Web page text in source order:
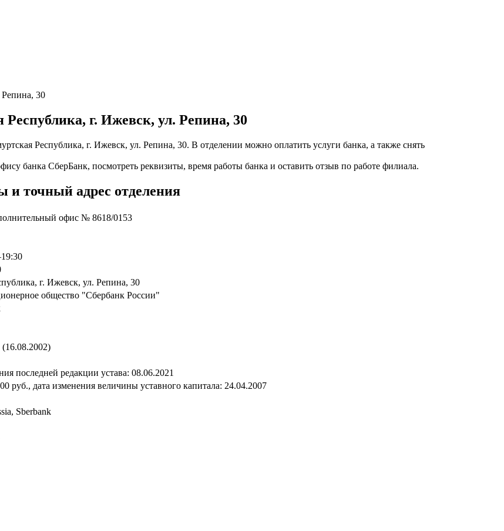
Репина, 30
г. Ижевск, ул. Репина, 30
Республика, г. Ижевск, ул. Репина, 30. В отделении можно оплатить услуги банка, а также снять
банка СберБанк, посмотреть реквизиты, время работы банка и оставить отзыв по работе филиала.
точный адрес отделения
офис № 8618/0153
г. Ижевск, ул. Репина, 30
общество "Сбербанк России"
(16.08.2002)
последней редакции устава: 08.06.2021
руб., дата изменения величины уставного капитала: 24.04.2007
Sberbank